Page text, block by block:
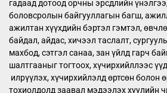
гадаад дотоод орчны эрсдлийн
боловсролын байгууллагын багш,
ажилтан хүүхдийн бэртэл гэмтэл,
байдал, айдас, хичээл таслалт,
махбод, сэтгэл санаа, зан үйлд гарч
шалтгааныг тогтоох, хүчирхийллээс
илрүүлэх, хүчирхийлэлд өртсөн болон
тохиолдолд заавал мэдээлэх хуулийн